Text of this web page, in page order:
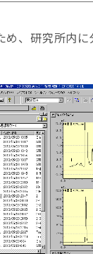
、研究所内